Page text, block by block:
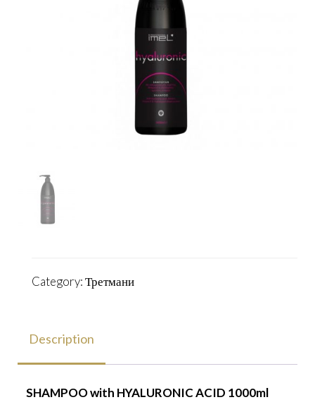
Category:Третмани
Description
SHAMPOO with HYALURONIC ACID 1000ml